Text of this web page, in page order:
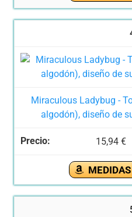
Miraculous Ladybug -
algodón), diseño de
15,94 €